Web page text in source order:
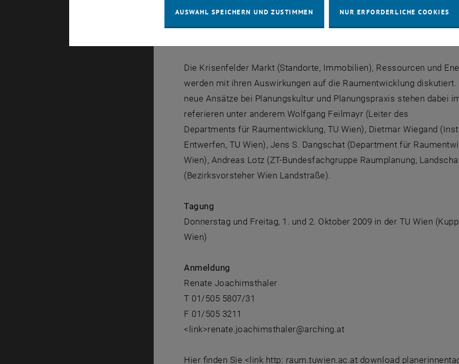
Strategieänderungen aus theoretischer und praktischer Sicht
Hatzfeld (Bundesministerium für Verkehr, Bau und
Die Krisenfelder Markt (Standorte, Immobilien), Ressourcen und
werden mit ihren Auswirkungen auf die Raumentwicklung
neue Ansätze bei Planungskultur und Planungspraxis stehen dabei
referieren unter anderem Wolfgang Feilmayr (Leiter des
Departments für Raumentwicklung, TU Wien), Dietmar Wiegand
Entwerfen, TU Wien), Jens S. Dangschat (Department für
Wien), Andreas Lotz (ZT-Bundesfachgruppe Raumplanung,
(Bezirksvorsteher Wien Landstraße).
Tagung
Donnerstag und Freitag, 1. und 2. Oktober 2009 in der TU Wien
Wien)
Anmeldung
Renate Joachimsthaler
T 01/505 5807/31
F 01/505 3211
<link>renate.joachimsthaler@arching.at
Hier finden Sie <link http: raum.tuwien.ac.at download
AUSWAHL SPEICHERN UND ZUSTIMMEN NUR ERFORDERLICHE COOKIES